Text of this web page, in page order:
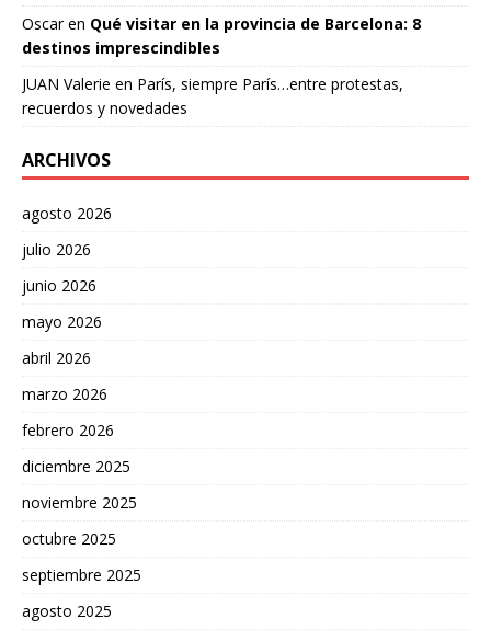
Oscaren Qué visitar en la provincia de Barcelona: 8
destinos imprescindibles
JUAN Valerie en París, siempre París…entre protestas,
recuerdos y novedades
ARCHIVOS
agosto 2026
julio 2026
junio 2026
mayo 2026
abril 2026
marzo 2026
febrero 2026
diciembre 2025
noviembre 2025
octubre 2025
septiembre 2025
agosto 2025